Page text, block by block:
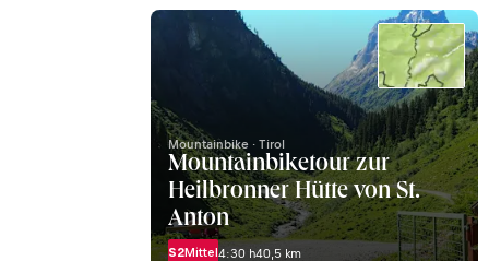
Mountainbike · Tirol
Mountainbiketour zur
Heilbronner Hütte von St.
Anton
S2Mittel4:30 h40,5 km